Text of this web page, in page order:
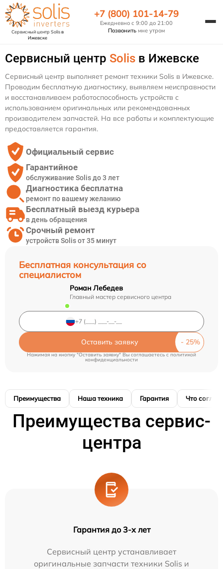
Сервисный центр Solisв
Ижевске
+7 (800) 101-14-79
Ежедневно с 9:00 до 21:00
Позвонить мне утром
Сервисный центр Solis в Ижевске
Бесплатная консультация со
специалистом
Роман Лебедев
Главный мастер сервисного центра
Оставить заявку
Нажимая на кнопку "Оставить заявку" Вы соглашаетесь cполитикой
конфиденциальности
Сервисный центр выполняет ремонт техники Solis в Ижевске.
Проводим бесплатную диагностику, выявляем неисправности
и восстанавливаем работоспособность устройств с
использованием оригинальных или рекомендованных
производителем запчастей. На все работы и комплектующие
предоставляется гарантия.
Официальный сервис
Гарантийное
обслуживание Solis до 3 лет
Диагностика бесплатна
ремонт по вашему желанию
Бесплатный выезд курьера
в день обращения
Срочный ремонт
устройств Solis от 35 минут
Преимущества Наша техника Гарантия Что
Преимущества сервис-
центра
Гарантия до 3-х лет
Сервисный центр устанавливает
оригинальные запчасти техники Solis и